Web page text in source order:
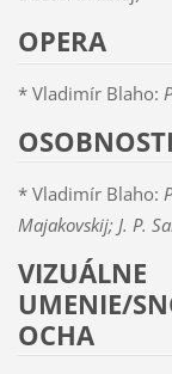
OPERA
* Vladimír Blaho:
* Vladimír Blaho:
Majakovskij; J. P.
VIZUÁLNE
UMENIE/
OCHA